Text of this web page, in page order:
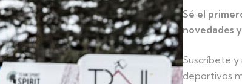
Sé el
novedades
Suscríbete
deportivos